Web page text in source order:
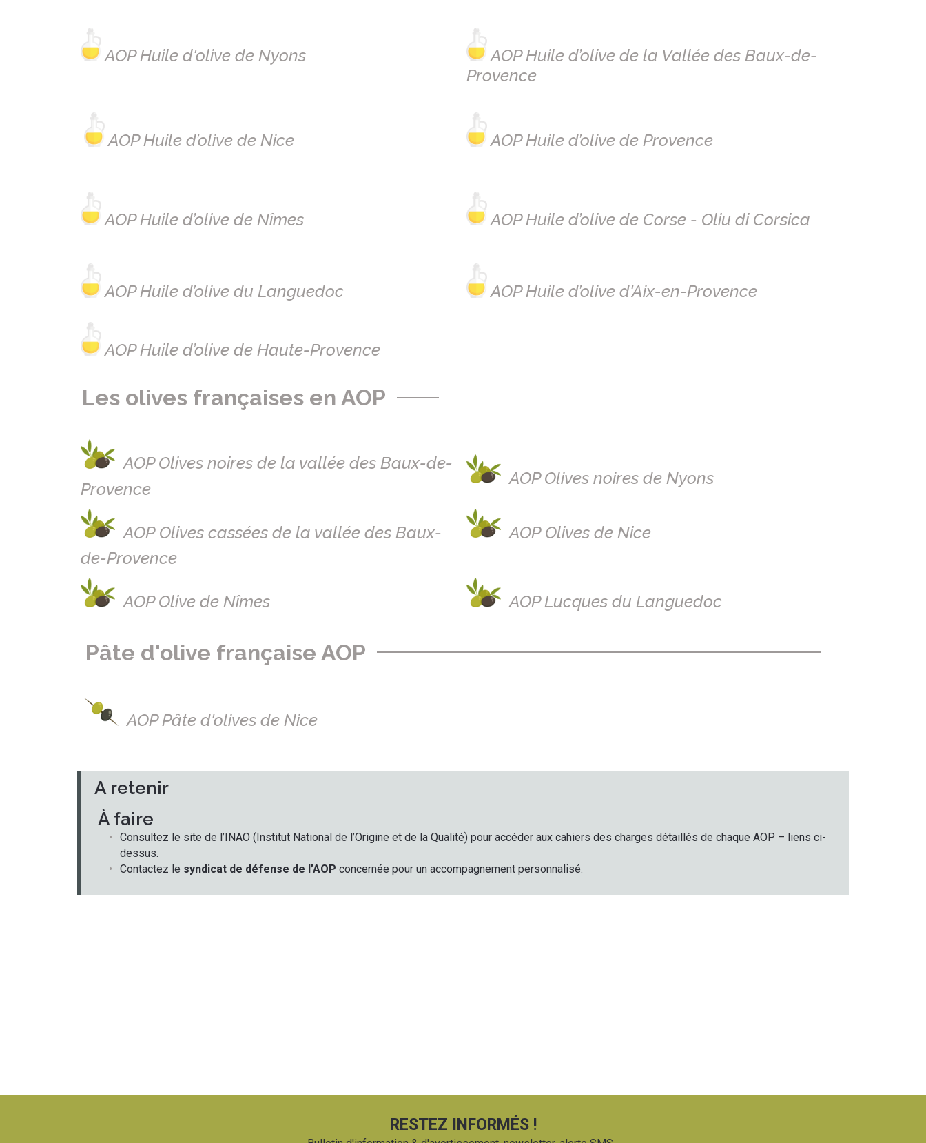
AOP Huile d'olive de Nyons
AOP Huile d’olive de la Vallée des Baux-de-
Provence
AOP Huile d’olive de Nice AOP Huile d’olive de Provence
AOP Huile d’olive de Nîmes AOP Huile d’olive de Corse - Oliu di Corsica
AOP Huile d’olive du Languedoc AOP Huile d’olive d'Aix-en-Provence
AOP Huile d’olive de Haute-Provence
Les olives françaises en AOP
AOP Olives noires de la vallée des Baux-de-
Provence
AOP Olives noires de Nyons
AOP Olives cassées de la vallée des Baux-
de-Provence
AOP Olives de Nice
AOP Olive de Nîmes AOP Lucques du Languedoc
Pâte d'olive française AOP
AOP Pâte d'olives de Nice
A retenir
À faire
Consultez le site de l’INAO (Institut National de l’Origine et de la Qualité) pour accéder aux cahiers des charges détaillés de chaque AOP – liens ci-
dessus.
Contactez le syndicat de défense de l’AOP concernée pour un accompagnement personnalisé.
RESTEZ INFORMÉS !